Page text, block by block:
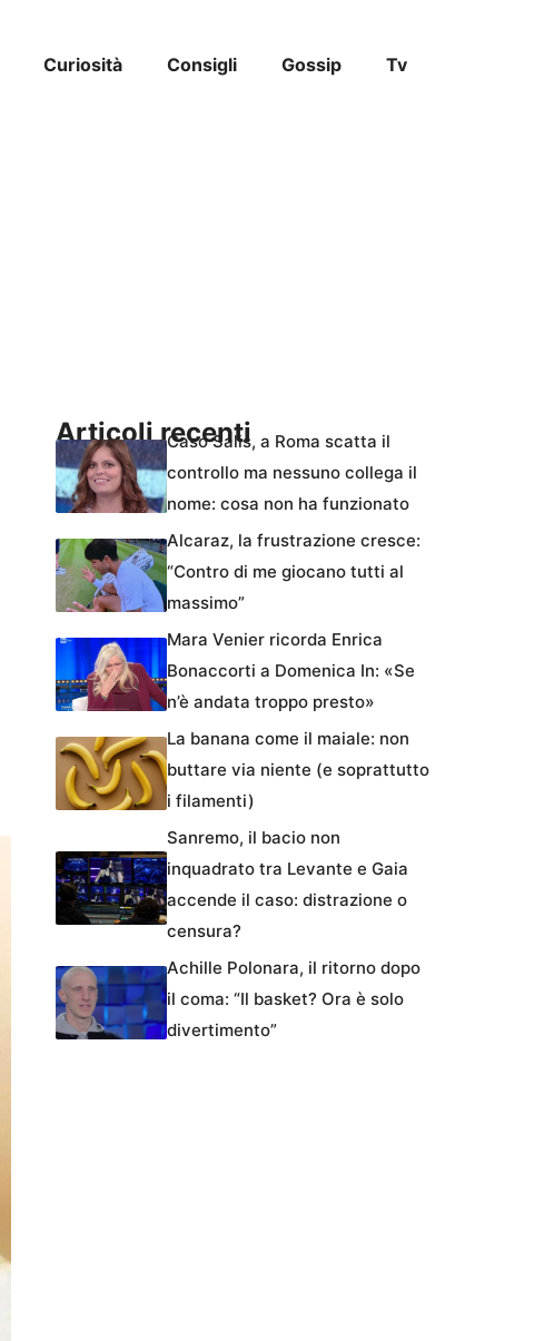
Curiosità Consigli Gossip Tv
Articoli recentiCaso Salis, a Roma scatta il
controllo ma nessuno collega il
nome: cosa non ha funzionato
Alcaraz, la frustrazione cresce:
“Contro di me giocano tutti al
massimo”
Mara Venier ricorda Enrica
Bonaccorti a Domenica In: «Se
n’è andata troppo presto»
La banana come il maiale: non
buttare via niente (e soprattutto
i filamenti)
Sanremo, il bacio non
inquadrato tra Levante e Gaia
accende il caso: distrazione o
censura?
Achille Polonara, il ritorno dopo
il coma: “Il basket? Ora è solo
divertimento”